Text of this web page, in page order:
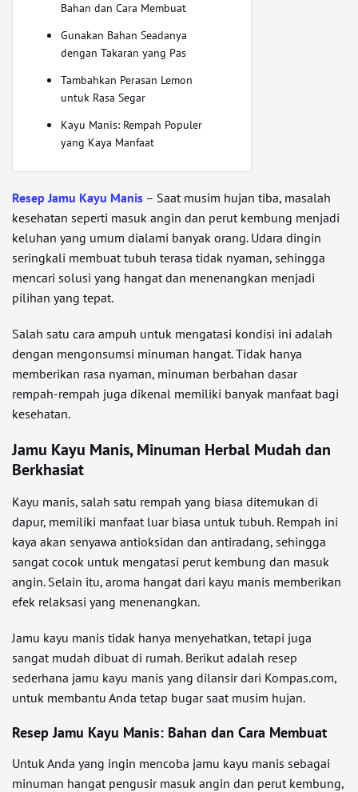
Bahan dan Cara Membuat
Gunakan Bahan Seadanya
dengan Takaran yang Pas
Tambahkan Perasan Lemon
untuk Rasa Segar
Kayu Manis: Rempah Populer
yang Kaya Manfaat
Resep Jamu Kayu Manis – Saat musim hujan tiba, masalah
kesehatan seperti masuk angin dan perut kembung menjadi
keluhan yang umum dialami banyak orang. Udara dingin
seringkali membuat tubuh terasa tidak nyaman, sehingga
mencari solusi yang hangat dan menenangkan menjadi
pilihan yang tepat.
Salah satu cara ampuh untuk mengatasi kondisi ini adalah
dengan mengonsumsi minuman hangat. Tidak hanya
memberikan rasa nyaman, minuman berbahan dasar
rempah-rempah juga dikenal memiliki banyak manfaat bagi
kesehatan.
Jamu Kayu Manis, Minuman Herbal Mudah dan
Berkhasiat
Kayu manis, salah satu rempah yang biasa ditemukan di
dapur, memiliki manfaat luar biasa untuk tubuh. Rempah ini
kaya akan senyawa antioksidan dan antiradang, sehingga
sangat cocok untuk mengatasi perut kembung dan masuk
angin. Selain itu, aroma hangat dari kayu manis memberikan
efek relaksasi yang menenangkan.
Jamu kayu manis tidak hanya menyehatkan, tetapi juga
sangat mudah dibuat di rumah. Berikut adalah resep
sederhana jamu kayu manis yang dilansir dari Kompas.com,
untuk membantu Anda tetap bugar saat musim hujan.
Resep Jamu Kayu Manis: Bahan dan Cara Membuat
Untuk Anda yang ingin mencoba jamu kayu manis sebagai
minuman hangat pengusir masuk angin dan perut kembung,